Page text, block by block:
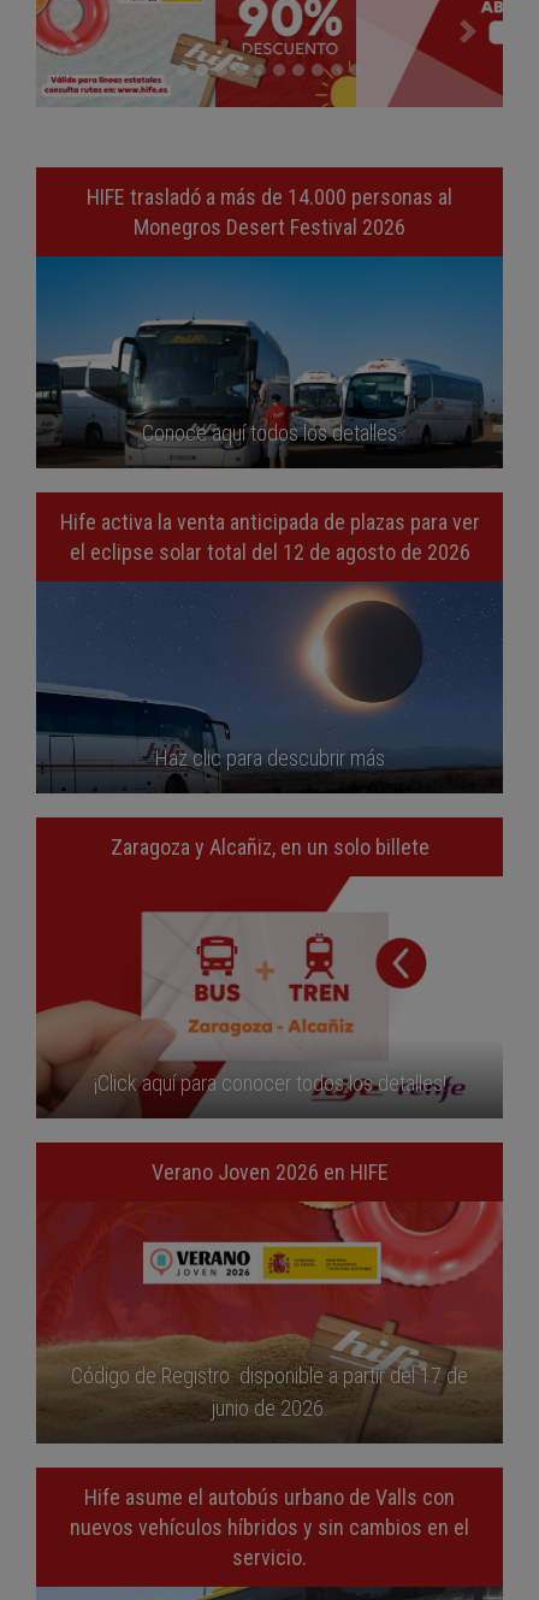
HIFE trasladó a más de 14.000 personas al
Monegros Desert Festival 2026
Conoce aquí todos los detalles
Hife activa la venta anticipada de plazas para ver
el eclipse solar total del 12 de agosto de 2026
Haz clic para descubrir más
Zaragoza y Alcañiz, en un solo billete
¡Click aquí para conocer todos los detalles!
Verano Joven 2026 en HIFE
Código de Registro disponible a partir del 17 de
junio de 2026.
Hife asume el autobús urbano de Valls con
nuevos vehículos híbridos y sin cambios en el
servicio.